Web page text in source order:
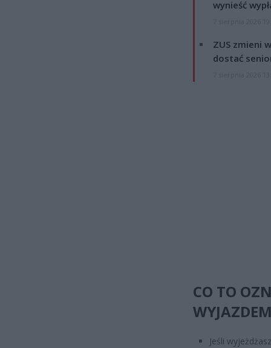
wynieść
ZUS zmieni
dostać
CO TO
Jeśli